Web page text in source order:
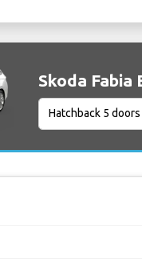
Skoda Fabia